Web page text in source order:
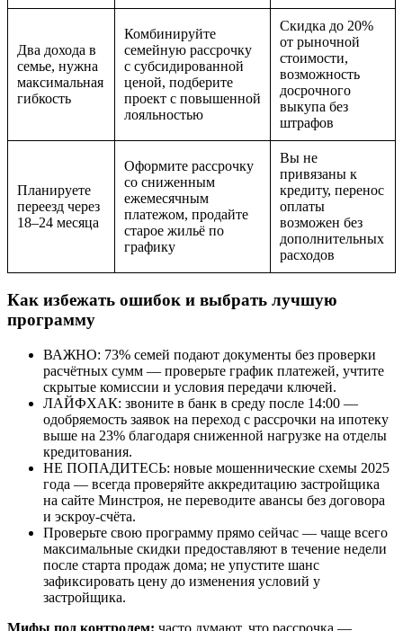
Два дохода в
семье, нужна
максимальная
гибкость
Комбинируйте
семейную рассрочку
с субсидированной
ценой, подберите
проект с повышенной
лояльностью
Скидка до 20%
от рыночной
стоимости,
возможность
досрочного
выкупа без
штрафов
Планируете
переезд через
18–24 месяца
Оформите рассрочку
со сниженным
ежемесячным
платежом, продайте
старое жильё по
графику
Вы не
привязаны к
кредиту, перенос
оплаты
возможен без
дополнительных
расходов
Как избежать ошибок и выбрать лучшую
программу
ВАЖНО: 73% семей подают документы без проверки
расчётных сумм — проверьте график платежей, учтите
скрытые комиссии и условия передачи ключей.
ЛАЙФХАК: звоните в банк в среду после 14:00 —
одобряемость заявок на переход с рассрочки на ипотеку
выше на 23% благодаря сниженной нагрузке на отделы
кредитования.
НЕ ПОПАДИТЕСЬ: новые мошеннические схемы 2025
года — всегда проверяйте аккредитацию застройщика
на сайте Минстроя, не переводите авансы без договора
и эскроу-счёта.
Проверьте свою программу прямо сейчас — чаще всего
максимальные скидки предоставляют в течение недели
после старта продаж дома; не упустите шанс
зафиксировать цену до изменения условий у
застройщика.
Мифы под контролем: часто думают, что рассрочка —